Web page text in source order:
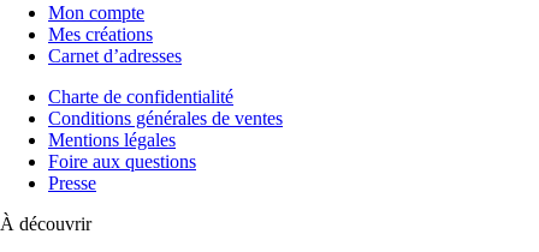
Mon compte
Mes créations
Carnet d’adresses
Charte de confidentialité
Conditions générales de ventes
Mentions légales
Foire aux questions
Presse
À découvrir